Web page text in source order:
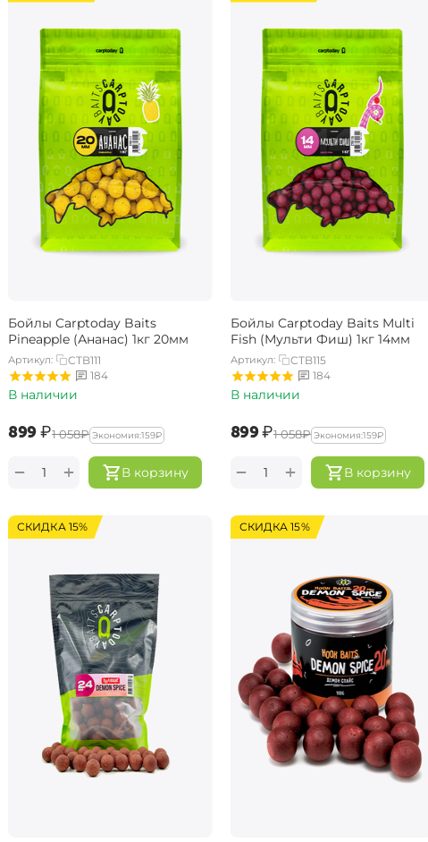
Бойлы Carptoday Baits
Pineapple (Ананас) 1кг 20мм
Артикул:
CTB111
184
В наличии
‍899‍₽‍1 058‍₽ Экономия:‍159‍₽
В корзину
+
−
Бойлы Carptoday Baits Multi
Fish (Мульти Фиш) 1кг 14мм
Артикул:
CTB115
184
В наличии
‍899‍₽‍1 058‍₽ Экономия:‍159‍₽
В корзину
+
−
СКИДКА 15% СКИДКА 15%